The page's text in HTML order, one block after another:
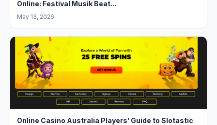
Online: Festival Musik Beat...
May 13, 2026
Online Casino Australia Players’ Guide to Slotastic